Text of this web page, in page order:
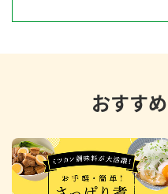
おすす